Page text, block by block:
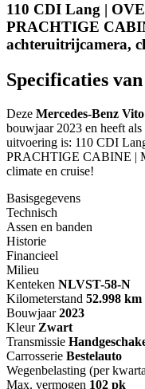
110 CDI Lang |
PRACHTIGE
achteruitrijcamera,
Specificaties
Deze Mercedes-Benz Vito
bouwjaar 2023 en heeft
uitvoering is: 110 CDI
PRACHTIGE CABINE |
climate en cruise!
Basisgegevens
Technisch
Assen en banden
Historie
Financieel
Milieu
Kenteken NLVST-58-N
Kilometerstand 52.998 km
Bouwjaar 2023
Kleur Zwart
Transmissie
Carrosserie Bestelauto
Wegenbelasting (per
Max. vermogen 102 pk